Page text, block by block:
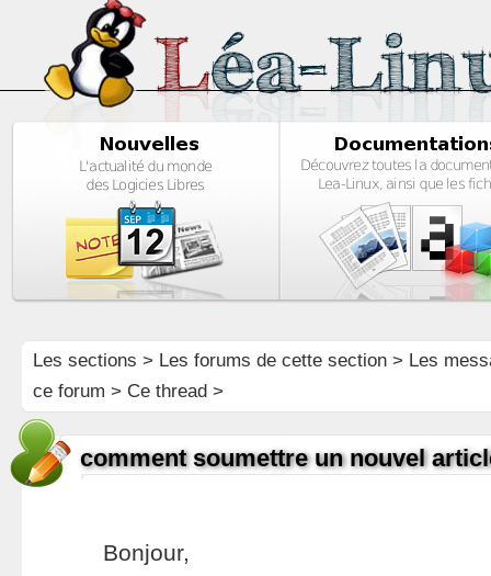
Les sections > Les forums de cette section> Les
ce forum > Ce thread >
comment soumettre un nouvel
Bonjour,